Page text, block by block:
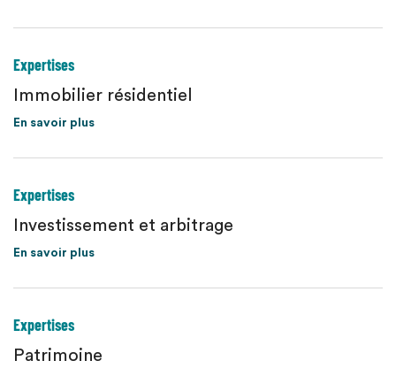
Expertises
Immobilier résidentiel
En savoir plus
Expertises
Investissement et arbitrage
En savoir plus
Expertises
Patrimoine